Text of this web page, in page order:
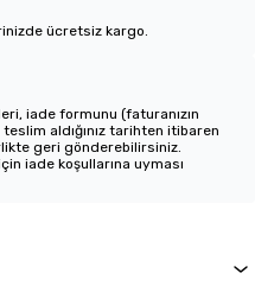
ücretsiz kargo.
iade formunu (faturanızın
aldığınız tarihten itibaren
geri gönderebilirsiniz.
iade koşullarına uyması